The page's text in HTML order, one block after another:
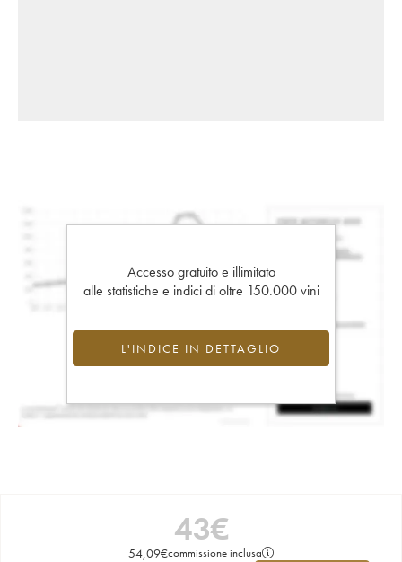
Accesso gratuito e illimitato
alle statistiche e indici di oltre 150.000 vini
L'INDICE IN DETTAGLIO
43€
54,09€commissione inclusa